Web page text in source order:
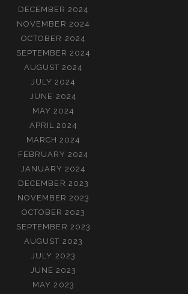
DECEMBER 2024
NOVEMBER 2024
OCTOBER 2024
SEPTEMBER 2024
AUGUST 2024
JULY 2024
JUNE 2024
MAY 2024
APRIL 2024
MARCH 2024
FEBRUARY 2024
JANUARY 2024
DECEMBER 2023
NOVEMBER 2023
OCTOBER 2023
SEPTEMBER 2023
AUGUST 2023
JULY 2023
JUNE 2023
MAY 2023